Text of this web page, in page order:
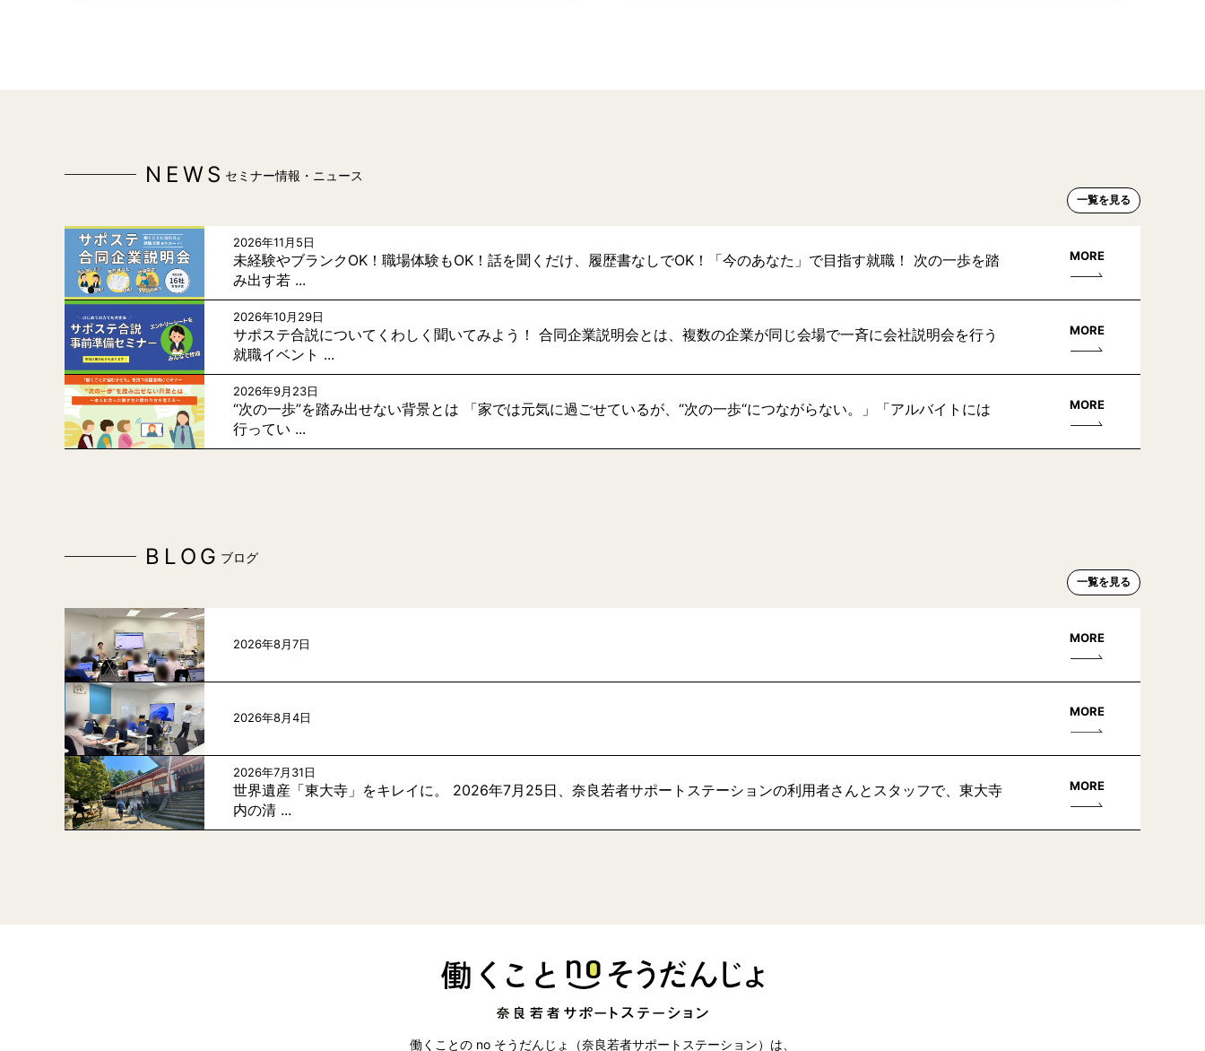
NEWS セミナー情報・ニュース
一覧を見る
2026年11月5日
未経験やブランクOK！職場体験もOK！話を聞くだけ、履歴書なしでOK！「今のあなた」で目指す就職！ 次の一歩を踏
み出す若 ...
MORE
2026年10月29日
サポステ合説についてくわしく聞いてみよう！ 合同企業説明会とは、複数の企業が同じ会場で一斉に会社説明会を行う
就職イベント ...
MORE
2026年9月23日
“次の一歩”を踏み出せない背景とは 「家では元気に過ごせているが、“次の一歩“につながらない。」「アルバイトには
行ってい ...
MORE
BLOG ブログ
一覧を見る
2026年8月7日 MORE
2026年8月4日 MORE
2026年7月31日
世界遺産「東大寺」をキレイに。 2026年7月25日、奈良若者サポートステーションの利用者さんとスタッフで、東大寺
内の清 ...
MORE
働くことの no そうだんじょ（奈良若者サポートステーション）は、